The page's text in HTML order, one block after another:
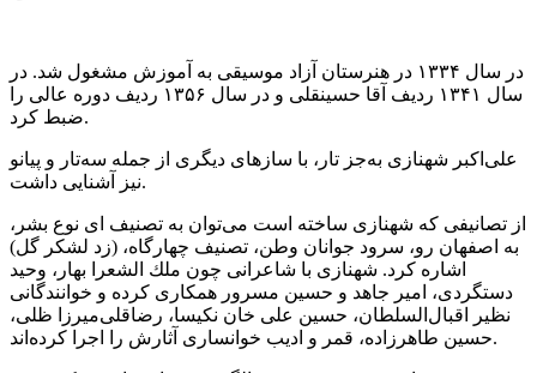
در سال ۱۳۳۴ در هنرستان آزاد موسیقی به آموزش مشغول شد. در
سال ۱۳۴۱ ردیف آقا حسینقلی و در سال ۱۳۵۶ ردیف دوره عالی را
ضبط كرد.
علی‌اكبر شهنازی به‌جز تار، با سازهای دیگری از جمله سه‌تار و پیانو
نیز آشنایی داشت.
از تصانیفی كه شهنازی ساخته است می‌توان به تصنیف ای نوع بشر،
به اصفهان رو، سرود جوانان وطن، تصنیف چهارگاه، (زد لشكر گل)
اشاره كرد. شهنازی با شاعرانی چون ملك الشعرا بهار، وحید
دستگردی، امیر جاهد و حسین مسرور همكاری كرده و خوانندگانی
نظیر اقبال‌السلطان، حسین علی خان نكیسا، رضاقلی‌میرزا ظلی،
حسین طاهرزاده، قمر و ادیب خوانساری آثارش را اجرا كرده‌اند.